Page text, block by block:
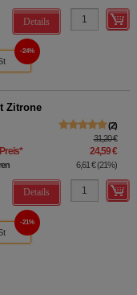
Details
24%
Zitrone
2
31,20 €
* 24,59 €
6,61 €(21%)
Details
21%